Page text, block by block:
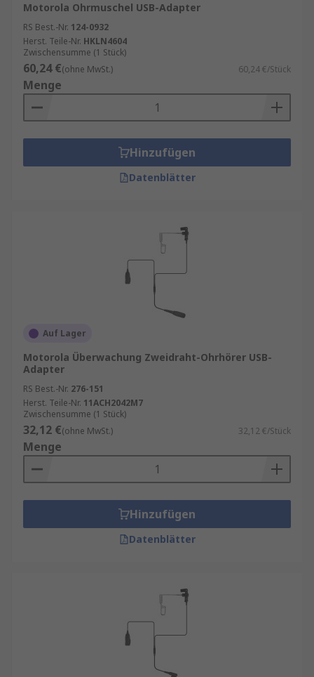
Motorola Ohrmuschel USB-Adapter
RS Best.-Nr. 124-0932
Herst. Teile-Nr. HKLN4604
Zwischensumme (1 Stück)
60,24 €(ohne MwSt.) 60,24 €/Stück
Menge
Hinzufügen
Datenblätter
Auf Lager
Motorola Überwachung Zweidraht-Ohrhörer USB-
Adapter
RS Best.-Nr. 276-151
Herst. Teile-Nr. 11ACH2042M7
Zwischensumme (1 Stück)
32,12 €(ohne MwSt.) 32,12 €/Stück
Menge
Hinzufügen
Datenblätter